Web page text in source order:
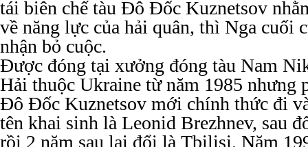
tái biên chế tàu Đô Đốc Kuznetsov
về năng lực của hải quân, thì Nga cuối
nhận bỏ cuộc.
Được đóng tại xưởng đóng tàu Nam
Hải thuộc Ukraine từ năm 1985 nhưng
Đô Đốc Kuznetsov mới chính thức đi
tên khai sinh là Leonid Brezhnev, sau
rồi 2 năm sau lại đổi là Tbilisi. Năm